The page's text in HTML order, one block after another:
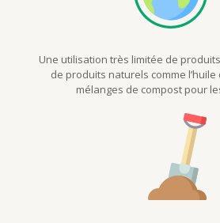
Une utilisation très limitée de
de produits naturels comme
mélanges de compost pour